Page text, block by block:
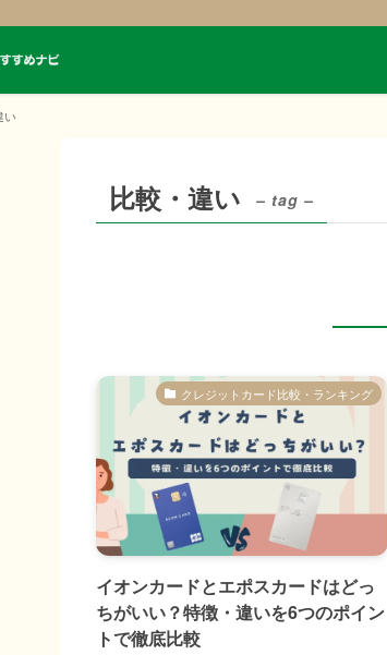
い
比較・違い – tag –
クレジットカード比較・ランキング
イオンカードとエポスカードはどっ
ちがいい？特徴・違いを6つのポイン
トで徹底比較